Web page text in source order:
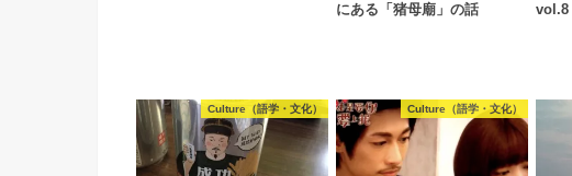
にある「猪母廟」の話
vol.8
Culture（語学・文化） Culture（語学・文化）